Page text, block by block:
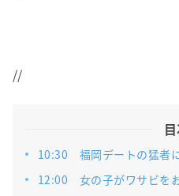
//
10:30 福岡デートの猛者
12:00 女の子がワサビを